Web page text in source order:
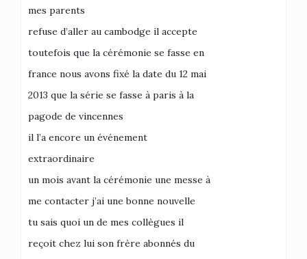
mes parents
refuse d’aller au cambodge il accepte
toutefois que la cérémonie se fasse en
france nous avons fixé la date du 12 mai
2013 que la série se fasse à paris à la
pagode de vincennes
il l’a encore un événement
extraordinaire
un mois avant la cérémonie une messe à
me contacter j’ai une bonne nouvelle
tu sais quoi un de mes collègues il
reçoit chez lui son frère abonnés du